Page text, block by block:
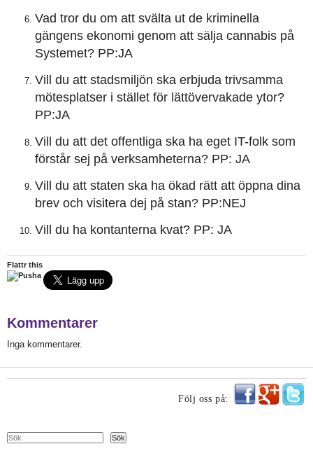
Vad tror du om att svälta ut de kriminella
gängens ekonomi genom att sälja cannabis på
Systemet? PP:JA
Vill du att stadsmiljön ska erbjuda trivsamma
mötesplatser i stället för lättövervakade ytor?
PP:JA
Vill du att det offentliga ska ha eget IT-folk som
förstår sej på verksamheterna? PP: JA
Vill du att staten ska ha ökad rätt att öppna dina
brev och visitera dej på stan? PP:NEJ
Vill du ha kontanterna kvat? PP: JA
Flattr this
Kommentarer
Inga kommentarer.
Följ oss på:
Search Sök